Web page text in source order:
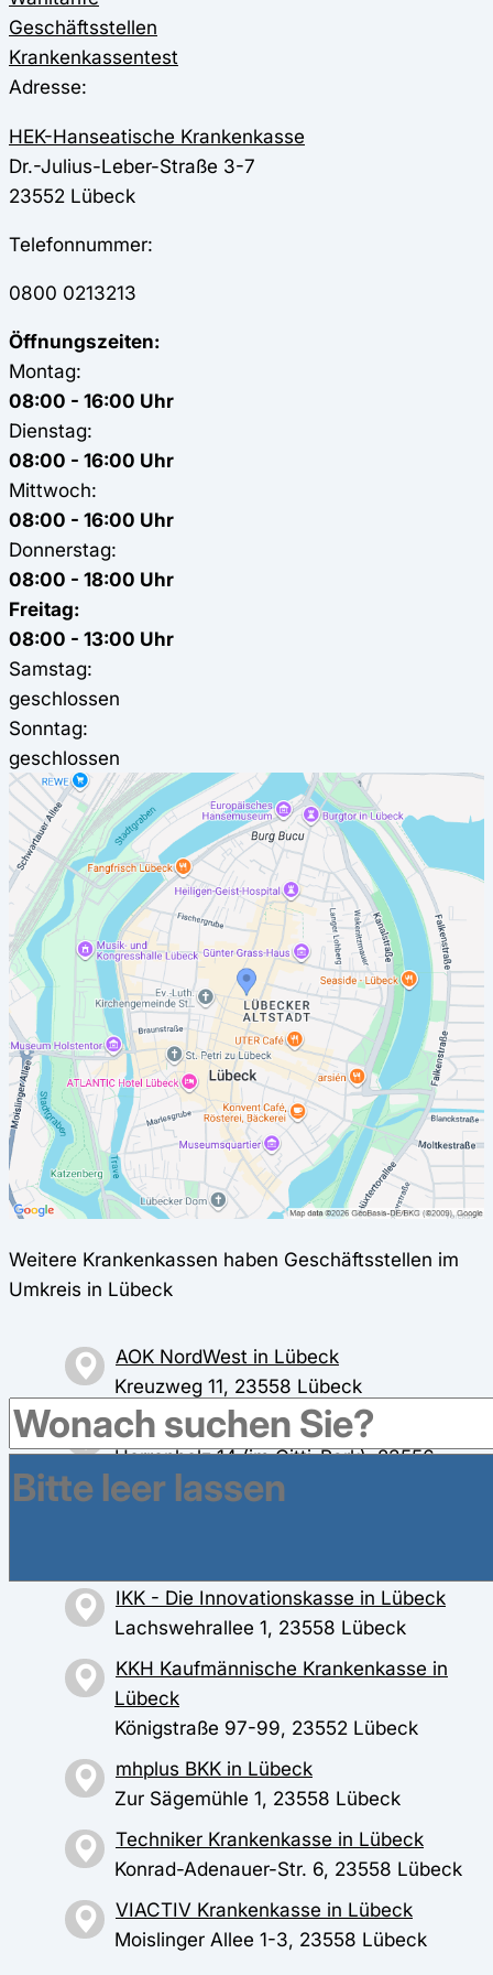
Geschäftsstellen
Krankenkassentest
Adresse:
HEK-Hanseatische Krankenkasse
Dr.-Julius-Leber-Straße 3-7
23552 Lübeck
Telefonnummer:
0800 0213213
Öffnungszeiten:
Montag:
08:00 - 16:00 Uhr
Dienstag:
08:00 - 16:00 Uhr
Mittwoch:
08:00 - 16:00 Uhr
Donnerstag:
08:00 - 18:00 Uhr
Freitag:
08:00 - 13:00 Uhr
Samstag:
geschlossen
Sonntag:
geschlossen
Weitere Krankenkassen haben Geschäftsstellen im
Umkreis in Lübeck
AOK NordWest in Lübeck
Kreuzweg 11, 23558 Lübeck
BARMER in Lübeck
Herrenholz 14 (im Citti-Park), 23556
Lübeck
IKK - Die Innovationskasse in Lübeck
Lachswehrallee 1, 23558 Lübeck
KKH Kaufmännische Krankenkasse in
Lübeck
Königstraße 97-99, 23552 Lübeck
mhplus BKK in Lübeck
Zur Sägemühle 1, 23558 Lübeck
Techniker Krankenkasse in Lübeck
Konrad-Adenauer-Str. 6, 23558 Lübeck
VIACTIV Krankenkasse in Lübeck
Moislinger Allee 1-3, 23558 Lübeck